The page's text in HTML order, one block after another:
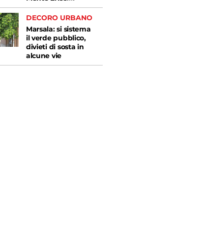
DECORO URBANO
Marsala: si sistema
il verde pubblico,
divieti di sosta in
alcune vie